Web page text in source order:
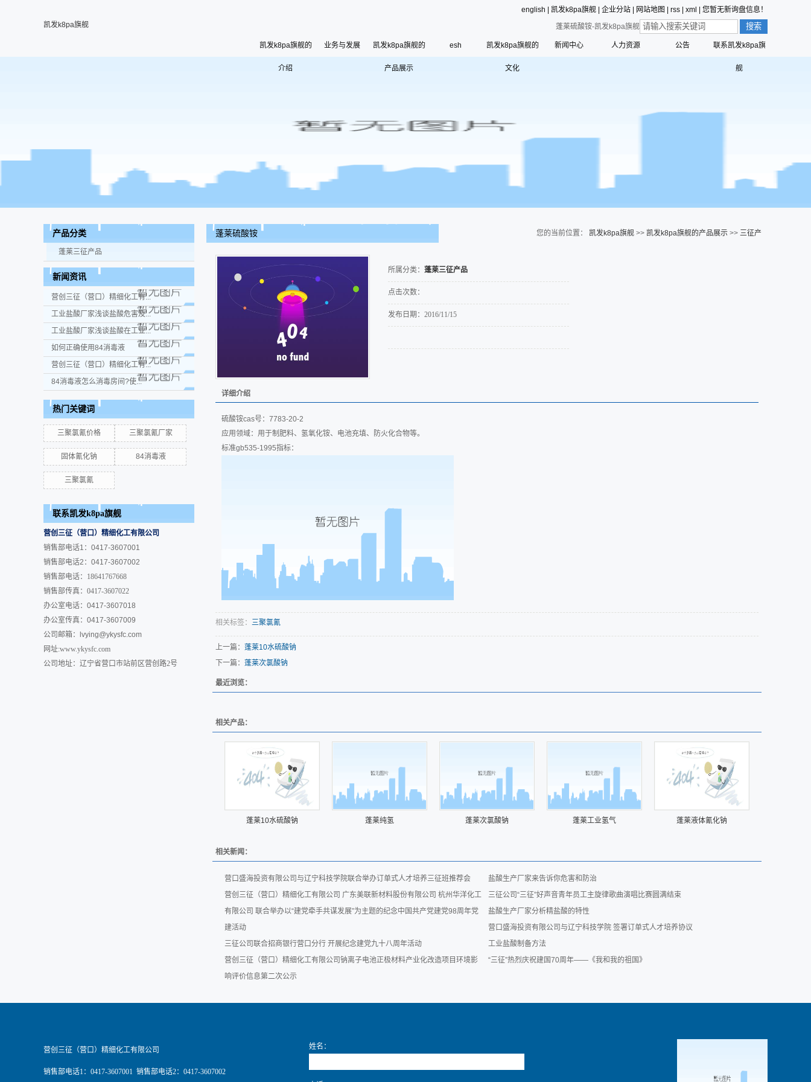
english 凯发k8pa旗舰 企业分站 网站地图 rss xml
您暂无新询盘信息！
凯发k8pa旗舰
蓬莱硫酸铵-凯发k8pa旗舰
凯发k8pa旗舰的
介绍
管理层
历史沿革
业务与发展 凯发k8pa旗舰的
产品展示
esh
esh
凯发k8pa旗舰的
文化
标识解析
新闻中心 人力资源
员工投诉和举报管理制度
公告 联系凯发k8pa旗
舰
产品分类
蓬莱三征产品
新闻资讯
营创三征（营口）精细化工有...
工业盐酸厂家浅谈盐酸危害及...
工业盐酸厂家浅谈盐酸在工业...
如何正确使用84消毒液
营创三征（营口）精细化工有...
84消毒液怎么消毒房间?使...
热门关键词
三聚氯氰价格 三聚氯氰厂家
固体氰化钠 84消毒液
三聚氯氰
联系凯发k8pa旗舰
营创三征（营口）精细化工有限公司
销售部电话1：0417-3607001
销售部电话2：0417-3607002
销售部电话：18641767668
销售部传真：0417-3607022
办公室电话：0417-3607018
办公室传真：0417-3607009
公司邮箱：
lvying@ykysfc.com
网址:www.ykysfc.com
公司地址：辽宁省营口市站前区营创路2号
蓬莱硫酸铵 您的当前位置： 凯发k8pa旗舰 >> 凯发k8pa旗舰的产品展示 >> 三征产
所属分类： 蓬莱三征产品
点击次数：
发布日期： 2016/11/15
详细介绍
硫酸铵cas号：7783-20-2
应用领域：用于制肥料、氢氧化铵、电池充填、防火化合物等。
标准gb535-1995指标：
相关标签： 三聚氯氰
上一篇： 蓬莱10水硫酸钠
下一篇： 蓬莱次氯酸钠
最近浏览：
相关产品：
蓬莱10水硫酸钠 蓬莱纯氢 蓬莱次氯酸钠 蓬莱工业氢气 蓬莱液体氰化钠
相关新闻：
营口盛海投资有限公司与辽宁科技学院联合举办订单式人才培养三征班推荐会
盐酸生产厂家来告诉你危害和防治
营创三征（营口）精细化工有限公司 广东美联新材料股份有限公司 杭州华洋化工
有限公司 联合举办以“建党牵手共谋发展”为主题的纪念中国共产党建党98周年党
建活动
三征公司“三征”好声音青年员工主旋律歌曲演唱比赛圆满结束
盐酸生产厂家分析精盐酸的特性
营口盛海投资有限公司与辽宁科技学院 签署订单式人才培养协议
三征公司联合招商银行营口分行 开展纪念建党九十八周年活动
工业盐酸制备方法
营创三征（营口）精细化工有限公司钠离子电池正极材料产业化改造项目环境影
响评价信息第二次公示
“三征”热烈庆祝建国70周年——《我和我的祖国》
营创三征（营口）精细化工有限公司
销售部电话1：0417-3607001 销售部电话2：0417-3607002
姓名：